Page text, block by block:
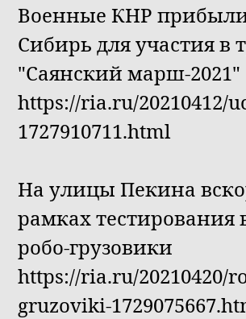
Военные КНР
Сибирь для участия в
"Саянский марш-2021"
https://ria.ru/20210412/
1727910711.html
На улицы Пекина
рамках тестирования
робо-грузовики
https://ria.ru/20210420/
gruzoviki-